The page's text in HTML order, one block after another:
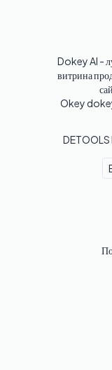
Dokey AI -
витрина
Okey
DETOOLS